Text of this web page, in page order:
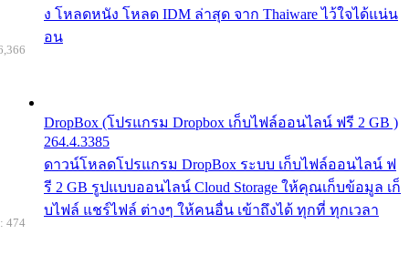
ง โหลดหนัง โหลด IDM ล่าสุด จาก Thaiware ไว้ใจได้แน่น
อน
DropBox (โปรแกรม Dropbox เก็บไฟล์ออนไลน์ ฟรี 2 GB )
264.4.3385
ดาวน์โหลดโปรแกรม DropBox ระบบ เก็บไฟล์ออนไลน์ ฟ
รี 2 GB รูปแบบออนไลน์ Cloud Storage ให้คุณเก็บข้อมูล เก็
บไฟล์ แชร์ไฟล์ ต่างๆ ให้คนอื่น เข้าถึงได้ ทุกที่ ทุกเวลา
474